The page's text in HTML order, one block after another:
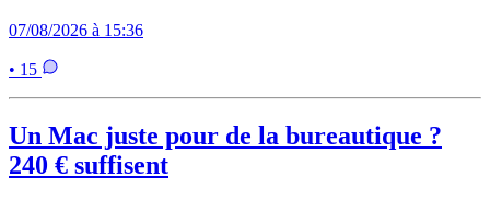
07/08/2026 à 15:36
• 15
Un Mac juste pour de la bureautique ?
240 € suffisent